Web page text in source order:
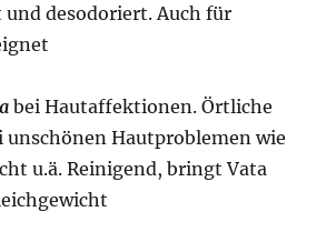
desodoriert. Auch für
bei Hautaffektionen. Örtliche
unschönen Hautproblemen wie
u.ä. Reinigend, bringt Vata